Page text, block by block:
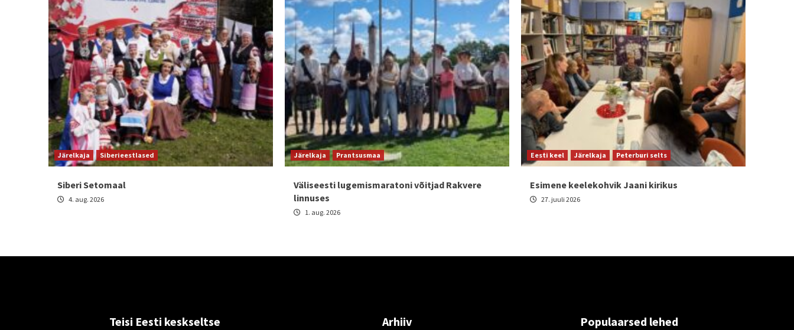
Järelkaja Siberieestlased
Siberi Setomaal
4. aug. 2026
Järelkaja Prantsusmaa
Väliseesti lugemismaratoni võitjad Rakvere
linnuses
1. aug. 2026
Eesti keel Järelkaja Peterburi selts
Esimene keelekohvik Jaani kirikus
27. juuli 2026
Teisi Eesti keskseltse Arhiiv Populaarsed lehed